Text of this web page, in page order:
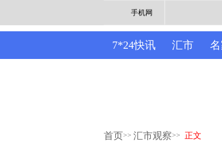
手机网
7*24快讯 汇市
首页>> 汇市观察>> 正文